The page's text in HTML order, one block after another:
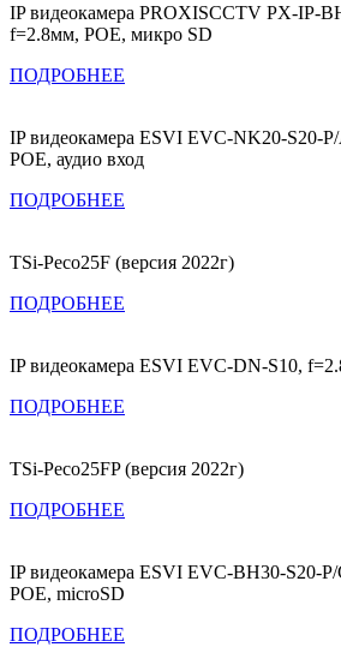
IP видеокамера PROXISCCTV PX-IP-
f=2.8мм, POE, микро SD
ПОДРОБНЕЕ
IP видеокамера ESVI EVC-NK20-S20-
POE, аудио вход
ПОДРОБНЕЕ
TSi-Peco25F (версия 2022г)
ПОДРОБНЕЕ
IP видеокамера ESVI EVC-DN-S10,
ПОДРОБНЕЕ
TSi-Peco25FP (версия 2022г)
ПОДРОБНЕЕ
IP видеокамера ESVI EVC-BH30-S20-
POE, microSD
ПОДРОБНЕЕ